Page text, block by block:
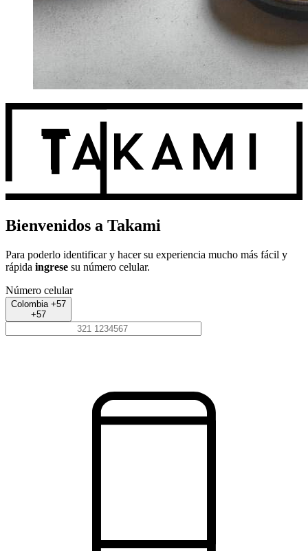
Bienvenidos a Takami
Para poderlo identificar y hacer su experiencia mucho más fácil y
rápida ingrese su número celular.
Número celular
Colombia +57
+57